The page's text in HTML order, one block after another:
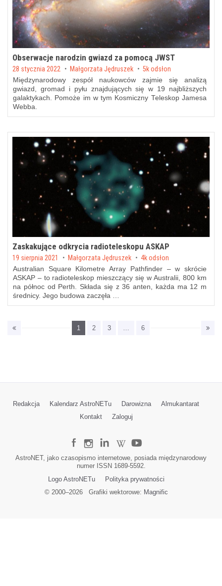
Obserwacje narodzin gwiazd za pomocą JWST
Posted on
28 stycznia 2022 by Małgorzata Jędruszek 5k odsłon
Międzynarodowy zespół naukowców zajmie się analizą
gwiazd, gromad i pyłu znajdujących się w 19 najbliższych
galaktykach. Pomoże im w tym Kosmiczny Teleskop Jamesa
Webba.
Zaskakujące odkrycia radioteleskopu ASKAP
Posted on
19 sierpnia 2021 by Małgorzata Jędruszek 4k odsłon
Australian Square Kilometre Array Pathfinder – w skrócie
ASKAP – to radioteleskop mieszczący się w Australii, 800 km
na północ od Perth. Składa się z 36 anten, każda ma 12 m
średnicy. Jego budowa zaczęła …
1 2 3 … 6
Redakcja Kalendarz AstroNETu Darowizna
Almukantarat
Kontakt
Zaloguj
AstroNET, jako czasopismo internetowe, posiada międzynarodowy
numer ISSN 1689-5592.
Logo AstroNETu
Polityka prywatności
© 2000–2026Grafiki wektorowe: Magnific